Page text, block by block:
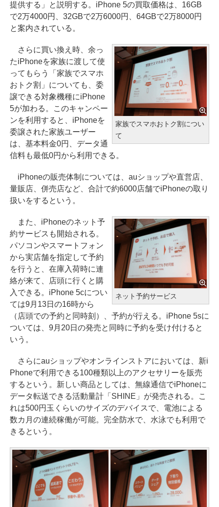
提供する」と説明する。iPhone 5の買取価格は、16GB
で2万4000円、32GBで2万6000円、64GBで2万8000円
と案内されている。
家族でスマホおトク割につい
て
さらに買い換え時、余っ
たiPhoneを家族に渡して使
ってもらう「家族でスマホ
おトク割」についても、委
譲できる対象機種にiPhone
5が加わる。このキャンペー
ンを利用すると、iPhoneを
委譲された家族ユーザー
は、基本料金0円、データ通
信料も最低0円から利用できる。
iPhoneの販売体制については、auショップや直営店、
量販店、併売店など、合計で約6000店舗でiPhoneの取り
扱いをするという。
ネット予約サービス
また、iPhoneのネット予
約サービスも開始される。
パソコンやスマートフォン
から実店舗を指定して予約
を行うと、在庫入荷時に連
絡が来て、店頭に行くと購
入できる。iPhone 5cについ
ては9月13日の16時から
（店頭での予約と同時刻）、予約が行える。iPhone 5sに
ついては、9月20日の発売と同時に予約を受け付けると
いう。
さらにauショップやオンラインストアにおいては、新i
Phoneで利用できる100種類以上のアクセサリーを販売
するという。新しい商品としては、無線通信でiPhoneに
データ転送できる活動量計「SHINE」が発売される。こ
れは500円玉くらいのサイズのデバイスで、電池による
数カ月の連続稼働が可能。完全防水で、水泳でも利用で
きるという。